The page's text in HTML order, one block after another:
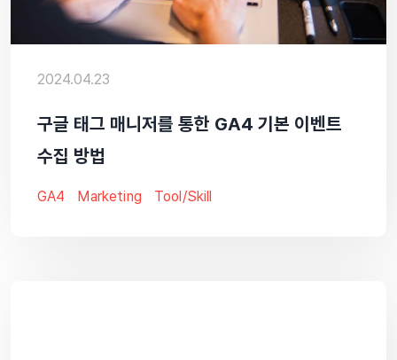
2024.04.23
구글 태그 매니저를 통한 GA4 기본 이벤트
수집 방법
GA4 Marketing Tool/skill